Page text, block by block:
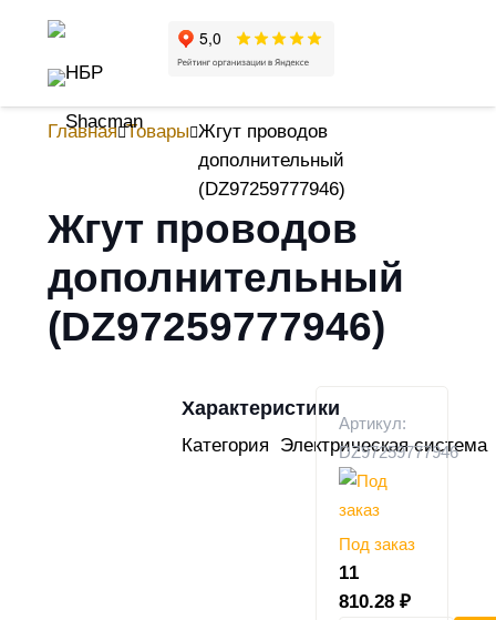
Главная Товары Жгут проводов
дополнительный
(DZ97259777946)
Жгут проводов
дополнительный
(DZ97259777946)
Характеристики
Категория Электрическая система
Артикул:
DZ97259777946
Под заказ
11
810.28 ₽